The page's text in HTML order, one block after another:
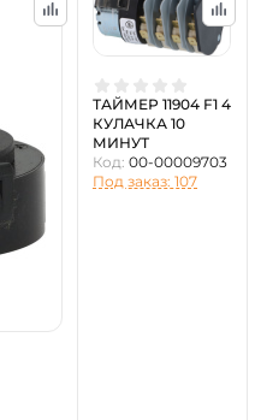
ТАЙМЕР 11904 F1 4
КУЛАЧКА 10
МИНУТ
Код: 00-00009703
Под заказ: 107